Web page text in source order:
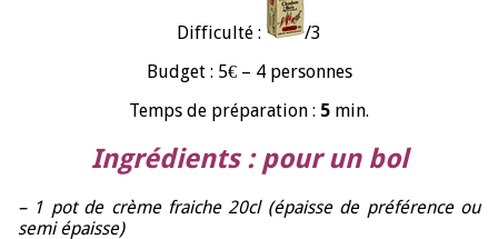
Difficulté :
/3
Budget : 5€ – 4 personnes
Temps de préparation : 5 min.
Ingrédients : pour un bol
– 1 pot de crème fraiche 20cl (épaisse de préférence ou
semi épaisse)